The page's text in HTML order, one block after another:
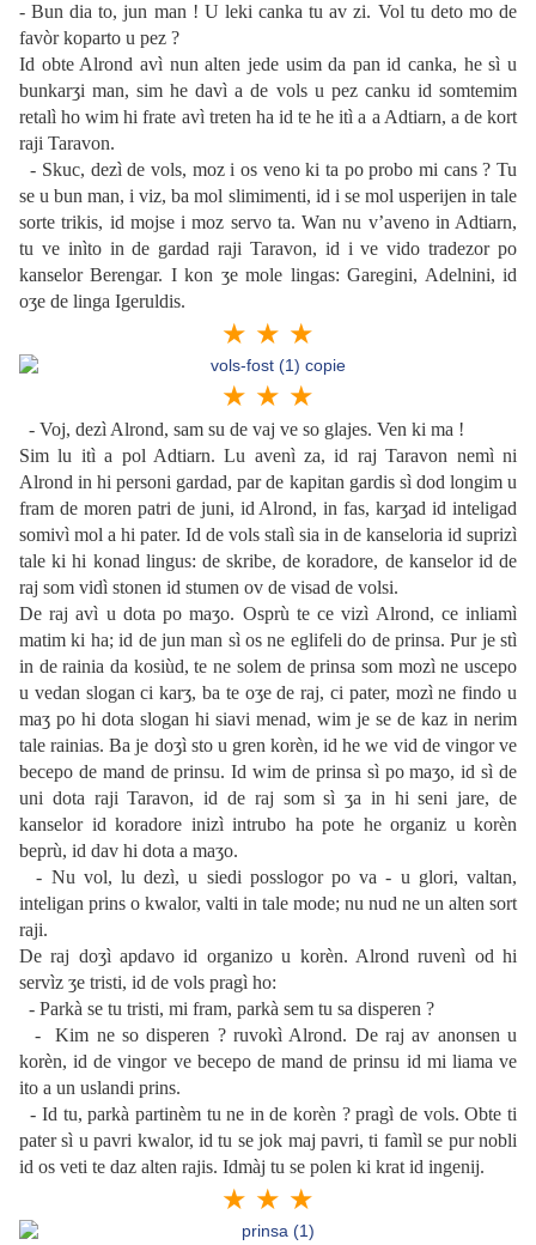
- Bun dia to, jun man ! U leki canka tu av zi. Vol tu deto mo de
favòr koparto u pez ?
Id obte Alrond avì nun alten jede usim da pan id canka, he sì u
bunkarʒi man, sim he davì a de vols u pez canku id somtemim
retalì ho wim hi frate avì treten ha id te he itì a a Adtiarn, a de kort
raji Taravon.
- Skuc, dezì de vols, moz i os veno ki ta po probo mi cans ? Tu
se u bun man, i viz, ba mol slimimenti, id i se mol usperijen in tale
sorte trikis, id mojse i moz servo ta. Wan nu v’aveno in Adtiarn,
tu ve inìto in de gardad raji Taravon, id i ve vido tradezor po
kanselor Berengar. I kon ʒe mole lingas: Garegini, Adelnini, id
oʒe de linga Igeruldis.
★ ★ ★
★ ★ ★
- Voj, dezì Alrond, sam su de vaj ve so glajes. Ven ki ma !
Sim lu itì a pol Adtiarn. Lu avenì za, id raj Taravon nemì ni
Alrond in hi personi gardad, par de kapitan gardis sì dod longim u
fram de moren patri de juni, id Alrond, in fas, karʒad id inteligad
somivì mol a hi pater. Id de vols stalì sia in de kanseloria id suprizì
tale ki hi konad lingus: de skribe, de koradore, de kanselor id de
raj som vidì stonen id stumen ov de visad de volsi.
De raj avì u dota po maʒo. Osprù te ce vizì Alrond, ce inliamì
matim ki ha; id de jun man sì os ne eglifeli do de prinsa. Pur je stì
in de rainia da kosiùd, te ne solem de prinsa som mozì ne uscepo
u vedan slogan ci karʒ, ba te oʒe de raj, ci pater, mozì ne findo u
maʒ po hi dota slogan hi siavi menad, wim je se de kaz in nerim
tale rainias. Ba je doʒì sto u gren korèn, id he we vid de vingor ve
becepo de mand de prinsu. Id wim de prinsa sì po maʒo, id sì de
uni dota raji Taravon, id de raj som sì ʒa in hi seni jare, de
kanselor id koradore inizì intrubo ha pote he organiz u korèn
beprù, id dav hi dota a maʒo.
- Nu vol, lu dezì, u siedi posslogor po va - u glori, valtan,
inteligan prins o kwalor, valti in tale mode; nu nud ne un alten sort
raji.
De raj doʒì apdavo id organizo u korèn. Alrond ruvenì od hi
servìz ʒe tristi, id de vols pragì ho:
- Parkà se tu tristi, mi fram, parkà sem tu sa disperen ?
- Kim ne so disperen ? ruvokì Alrond. De raj av anonsen u
korèn, id de vingor ve becepo de mand de prinsu id mi liama ve
ito a un uslandi prins.
- Id tu, parkà partinèm tu ne in de korèn ? pragì de vols. Obte ti
pater sì u pavri kwalor, id tu se jok maj pavri, ti famìl se pur nobli
id os veti te daz alten rajis. Idmàj tu se polen ki krat id ingenij.
★ ★ ★